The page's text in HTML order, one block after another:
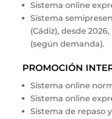
Sistema online
Sistema
(Cádiz), desde 2026,
(según demanda).
PROMOCIÓN
Sistema online
Sistema online
Sistema de repaso